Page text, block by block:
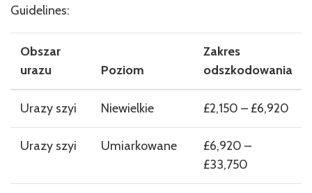
Guidelines:
Obszar
urazu
Poziom
Zakres
odszkodowania
Urazy szyi Niewielkie £2,150 – £6,920
Urazy szyi Umiarkowane
£6,920 –
£33,750